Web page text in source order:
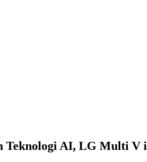
Teknologi AI, LG Multi V i